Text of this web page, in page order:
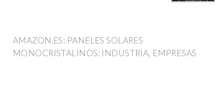
AMAZON.ES: PANELES SOLARES
MONOCRISTALINOS: INDUSTRIA, EMPRESAS